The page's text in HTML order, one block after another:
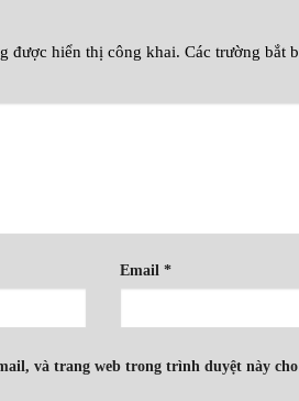
được hiển thị công khai. Các trường bắt
Email *
và trang web trong trình duyệt này